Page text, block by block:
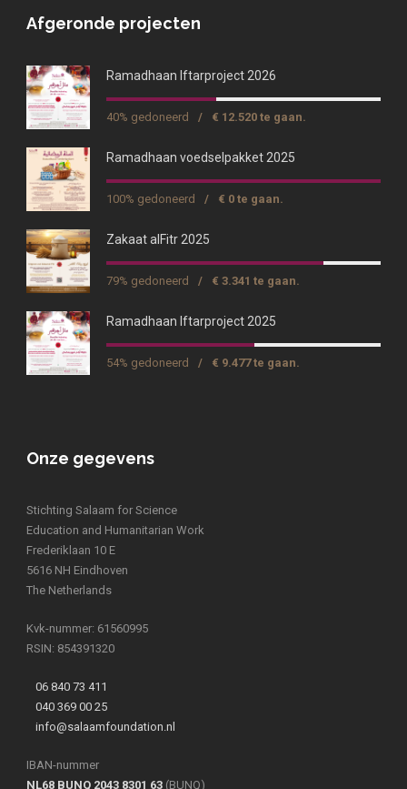
Afgeronde projecten
Ramadhaan Iftarproject 2026
40% gedoneerd / € 12.520 te gaan.
Ramadhaan voedselpakket 2025
100% gedoneerd / € 0 te gaan.
Zakaat alFitr 2025
79% gedoneerd / € 3.341 te gaan.
Ramadhaan Iftarproject 2025
54% gedoneerd / € 9.477 te gaan.
Onze gegevens
Stichting Salaam for Science
Education and Humanitarian Work
Frederiklaan 10 E
5616 NH Eindhoven
The Netherlands
Kvk-nummer: 61560995
RSIN: 854391320
06 840 73 411
040 369 00 25
info@salaamfoundation.nl
IBAN-nummer
NL68 BUNQ 2043 8301 63 (BUNQ)